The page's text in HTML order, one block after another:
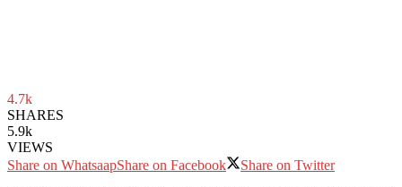
4.7k
SHARES
5.9k
VIEWS
Share on WhatsaapShare on Facebook
Share on Twitter